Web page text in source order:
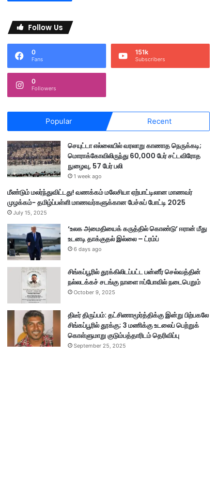
Follow Us
0
Fans
151k
Subscribers
0
Followers
Popular Recent
செயுட்டா எல்லையில் வரலாறு காணாத நெருக்கடி;
மொராக்கோவிலிருந்து 60,000 பேர் சட்டவிரோத
நுழைவு, 57 பேர் பலி
1 week ago
மீண்டும் மலர்ந்துவிட்டது! வணக்கம் மலேசியா ஏற்பாட்டிலான மாணவர்
முழக்கம்- தமிழ்ப்பள்ளி மாணவர்களுக்கான பேச்சுப் போட்டி 2025
July 15, 2025
‘உலக அமைதியைக் கருத்தில் கொண்டு’ ஈரான் மீது
உடனடி தாக்குதல் இல்லை – ட்ரம்ப்
6 days ago
சிங்கப்பூரில் தூக்கிலிடப்பட்ட பன்னீர் செல்வத்தின்
நல்லடக்கச் சடங்கு நாளை ஈப்போவில் நடைபெறும்
October 9, 2025
திடீர் திருப்பம்: தட்சிணாமூர்த்திக்கு இன்று பிற்பகலே
சிங்கப்பூரில் தூக்கு; 3 மணிக்கு உடலைப் பெற்றுக்
கொள்ளுமாறு குடும்பத்தாரிடம் தெரிவிப்பு
September 25, 2025